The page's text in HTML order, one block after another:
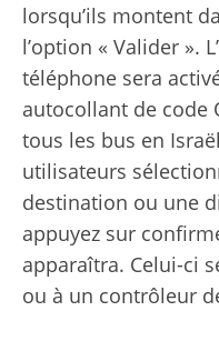
lorsqu’ils montent
l’option « Valider ».
téléphone sera
autocollant de code
tous les bus en
utilisateurs
destination ou une
appuyez sur
apparaîtra. Celui-ci
ou à un contrôleur